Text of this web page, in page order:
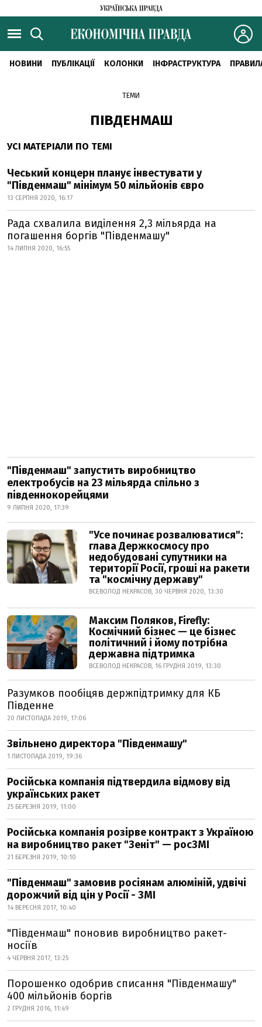
НОВИНИ ПУБЛІКАЦІЇ КОЛОНКИ ІНФРАСТРУКТУРА
ТЕМИ
ПІВДЕНМАШ
УСІ МАТЕРІАЛИ ПО ТЕМІ
Чеський концерн планує інвестувати у
"Південмаш" мінімум 50 мільйонів євро
13 СЕРПНЯ 2020, 16:17
Рада схвалила виділення 2,3 мільярда на
погашення боргів "Південмашу"
14 ЛИПНЯ 2020, 16:55
"Південмаш" запустить виробництво
електробусів на 23 мільярда спільно з
південнокорейцями
9 ЛИПНЯ 2020, 17:39
"Усе починає розвалюватися":
глава Держкосмосу про
недобудовані супутники на
території Росії, гроші на ракети
та "космічну державу"
ВСЕВОЛОД НЕКРАСОВ, 30 ЧЕРВНЯ 2020, 13:30
Максим Поляков, Firefly:
Космічний бізнес — це бізнес
політичний і йому потрібна
державна підтримка
ВСЕВОЛОД НЕКРАСОВ, 16 ГРУДНЯ 2019, 13:30
Разумков пообіцяв держпідтримку для КБ
Південне
20 ЛИСТОПАДА 2019, 17:06
Звільнено директора "Південмашу"
1 ЛИСТОПАДА 2019, 19:36
Російська компанія підтвердила відмову від
українських ракет
25 БЕРЕЗНЯ 2019, 11:00
Російська компанія розірве контракт з Україною
на виробництво ракет "Зеніт" — росЗМІ
21 БЕРЕЗНЯ 2019, 10:10
"Південмаш" замовив росіянам алюміній, удвічі
дорожчий від цін у Росії - ЗМІ
14 ВЕРЕСНЯ 2017, 10:40
"Південмаш" поновив виробництво ракет-
носіїв
4 ЧЕРВНЯ 2017, 13:25
Порошенко одобрив списання "Південмашу"
400 мільйонів боргів
2 ГРУДНЯ 2016, 11:49